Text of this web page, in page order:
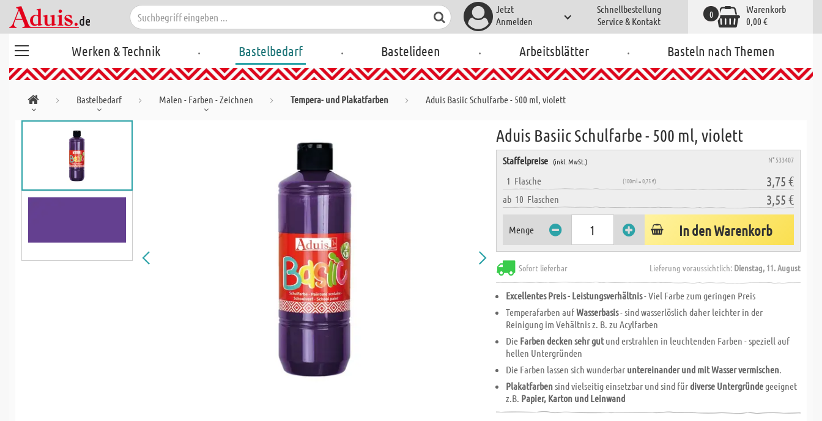
Jetzt
Anmelden
Schnellbestellung
Service & Kontakt
Warenkorb
0,00 €
0
Werken & Technik . Bastelbedarf . Bastelideen . Arbeitsblätter . Basteln nach Themen
Bastelbedarf Malen - Farben - Zeichnen Tempera- und Plakatfarben Aduis Basiic Schulfarbe - 500 ml, violett
Aduis Basiic Schulfarbe - 500 ml, violett
Staffelpreise (inkl. MwSt.) N° 533407
1 Flasche (100ml = 0,75 €) 3,75 €
ab 10 Flaschen 3,55 €
Menge In den Warenkorb
Sofort lieferbar Lieferung voraussichtlich: Dienstag, 11. August
Excellentes Preis - Leistungsverhältnis- Viel Farbe zum geringen Preis
Temperafarben aufWasserbasis- sind wasserlöslich daher leichter in der
Reinigung im Vehältnis z. B. zu Acylfarben
Die Farben decken sehr gutund erstrahlen in leuchtenden Farben - speziell auf
hellen Untergründen
Die Farben lassen sich wunderbar untereinander und mit Wasser vermischen.
Plakatfarbensind vielseitig einsetzbar und sind fürdiverse Untergründegeeignet
z.B. Papier, Karton und Leinwand